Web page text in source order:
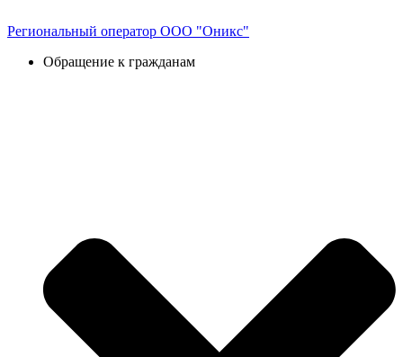
к
Региональный оператор ООО "Оникс"
Обращение к гражданам